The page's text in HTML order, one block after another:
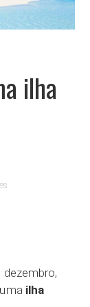
ilha
dezembro,
ilha